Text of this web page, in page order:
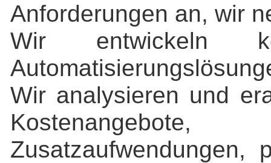
Anforderungen an, wir
Wir entwickeln
Wir analysieren und
Kostenangebote,
Zusatzaufwendungen,